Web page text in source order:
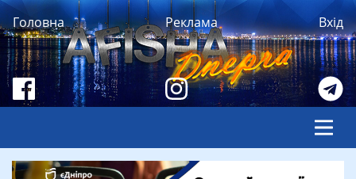
Головна Реклама Вхід